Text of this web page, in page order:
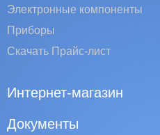
Электронные компоненты
Приборы
Скачать Прайс-лист
Интернет-магазин
Документы